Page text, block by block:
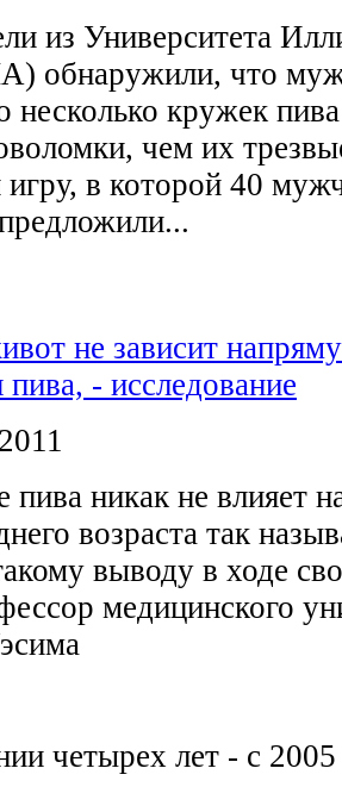
из Университета
обнаружили, что
несколько кружек
чем их
игру, в которой 40
не зависит
пива, - исследование
пива никак не влияет
возраста так
выводу в ходе
медицинского
четырех лет - с